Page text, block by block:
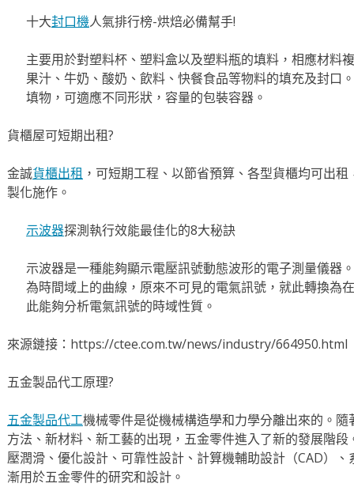
十大封口機人氣排行榜-烘焙必備幫手!
主要用於對塑料杯、塑料盒以及塑料瓶的填料，相應材料
果汁、牛奶、酸奶、飲料、快餐食品等物料的填充及封口
填物，可適應不同形狀，容量的包裝容器。
貨櫃屋可短期出租?
金誠貨櫃出租 ，可短期工程、以節省預算、各型貨櫃均可出
製化施作。
示波器探測執行效能最佳化的8大秘訣
示波器是一種能夠顯示電壓訊號動態波形的電子測量儀器
為時間域上的曲線，原來不可見的電氣訊號，就此轉換為
此能夠分析電氣訊號的時域性質。
來源鏈接：https://ctee.com.tw/news/industry/664950.html
五金製品代工原理?
五金製品代工機械零件是從機械構造學和力學分離出來的。
方法、新材料、新工藝的出現，五金零件進入了新的發展階
壓潤滑、優化設計、可靠性設計、計算機輔助設計（CAD）
漸用於五金零件的研究和設計。